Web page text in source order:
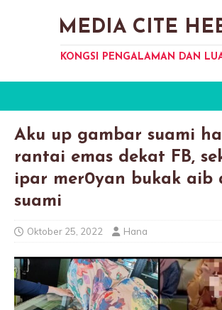
MEDIA CITE
KONGSI PENGALAMAN DAN
Aku up gambar suami
rantai emas dekat FB,
ipar mer0yan bukak aib
suami
Oktober 25, 2022 Hana